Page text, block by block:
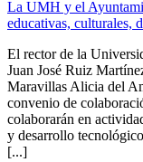
La UMH y el
educativas, culturales,
El rector de la
Juan José Ruiz
Maravillas Alicia del
convenio de
colaborarán en
y desarrollo
[...]